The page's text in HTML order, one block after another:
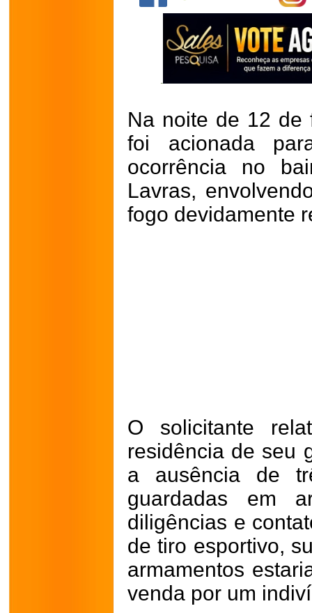
Na noite de 12 de
foi acionada
ocorrência no
Lavras,
fogo devidamente
O solicitante
residência de seu
a ausência de
guardadas em
diligências e
de tiro esportivo,
armamentos
venda por um